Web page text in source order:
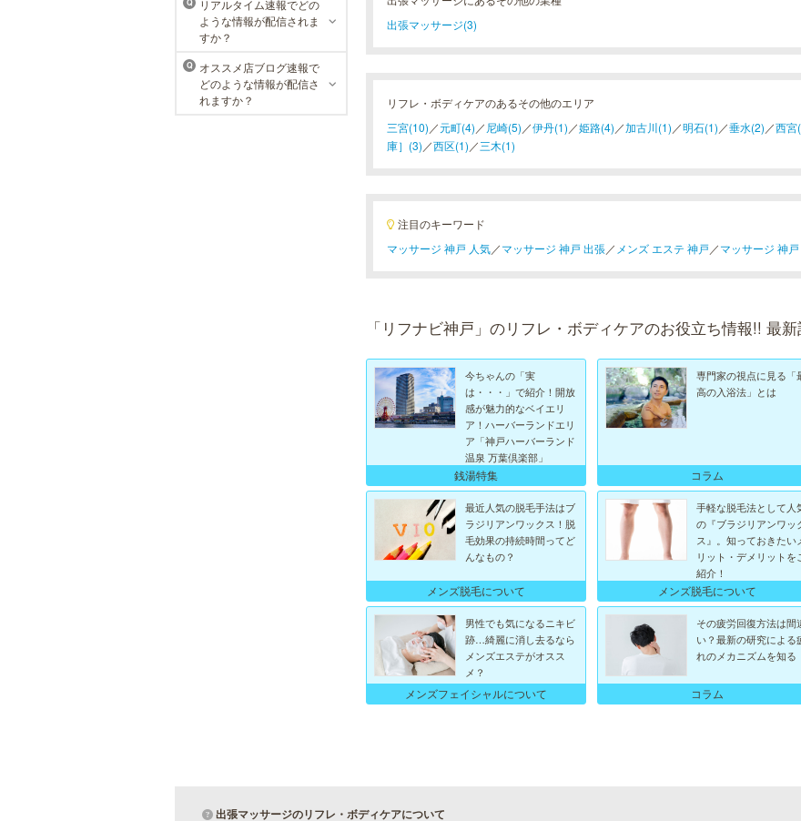
Q
リアルタイム速報でどの
ような情報が配信されま
すか？
Q
オススメ店ブログ速報で
どのような情報が配信さ
れますか？
出張マッサージ(3)
リフレ・ボディケアのあるその他のエリア
三宮(10) ／元町(4) ／ 尼崎(5) ／伊丹(1) ／姫路(4) ／加古川(1) ／明石(1) ／垂水(2) ／西宮
庫］(3) ／西区(1) ／三木(1)
注目のキーワード
マッサージ 神戸 人気／マッサージ 神戸 出張／ メンズ エステ 神戸／マッサージ 神
「リフナビ神戸」のリフレ・ボディケアのお役立ち情報!! 最
今ちゃんの「実
は・・・」で紹介！開放
感が魅力的なベイエリ
ア！ハーバーランドエリ
ア「神戸ハーバーランド
温泉 万葉倶楽部」
銭湯特集
専門家の視点に見る「
高の入浴法」とは
コラム
最近人気の脱毛手法はブ
ラジリアンワックス！脱
毛効果の持続時間ってど
んなもの？
メンズ脱毛について
手軽な脱毛法として人
の『ブラジリアンワッ
ス』。知っておきたい
リット・デメリットを
紹介！
メンズ脱毛について
男性でも気になるニキビ
跡…綺麗に消し去るなら
メンズエステがオスス
メ？
メンズフェイシャルについて
その疲労回復方法は間
い？最新の研究による
れのメカニズムを知る
コラム
出張マッサージのリフレ・ボディケアについて